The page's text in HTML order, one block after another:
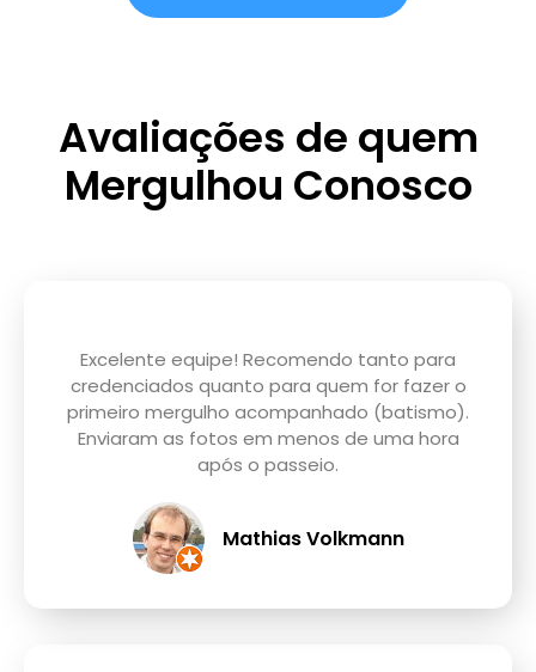
Avaliações de quem
Mergulhou Conosco
Excelente equipe! Recomendo tanto para
credenciados quanto para quem for fazer o
primeiro mergulho acompanhado (batismo).
Enviaram as fotos em menos de uma hora
após o passeio.
Mathias Volkmann